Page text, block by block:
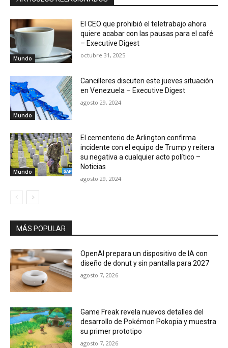
Mundo
El CEO que prohibió el teletrabajo ahora
quiere acabar con las pausas para el café
– Executive Digest
octubre 31, 2025
Mundo
Cancilleres discuten este jueves situación
en Venezuela – Executive Digest
agosto 29, 2024
Mundo
El cementerio de Arlington confirma
incidente con el equipo de Trump y reitera
su negativa a cualquier acto político –
Noticias
agosto 29, 2024
MÁS POPULAR
OpenAI prepara un dispositivo de IA con
diseño de donut y sin pantalla para 2027
agosto 7, 2026
Game Freak revela nuevos detalles del
desarrollo de Pokémon Pokopia y muestra
su primer prototipo
agosto 7, 2026